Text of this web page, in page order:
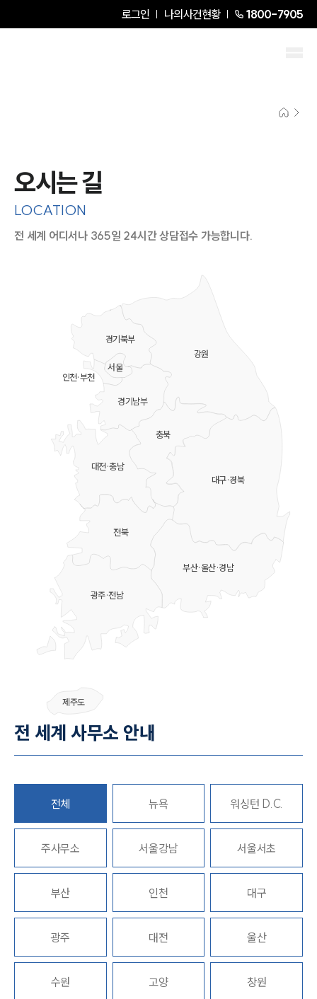
로그인 나의사건현황 1800-7905
센터소개
대륜의 강점
오시는 길
고객의 소리
통합검색
AI대륜
업무사례
사례분석/최신동향
법률정보
법률지식인
고객후기
업무분야
오시는 길
LOCATION
전 세계 어디서나 365일 24시간 상담접수 가능합니다.
강원
충북
대전·충남
대구·경북
부산·울산·경남
전북
광주·전남
제주도
경기북부
경기남부
서울
인천·부천
전 세계 사무소 안내
전체 뉴욕 워싱턴 D.C.
주사무소 서울강남 서울서초
부산 인천 대구
광주 대전 울산
수원 고양 창원